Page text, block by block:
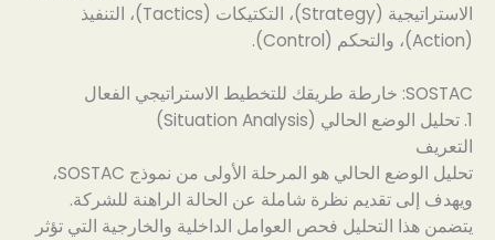
الاستراتيجية (Strategy)، التكتيكات (Tactics)، التنفيذ
(Action)، والتحكم (Control).
SOSTAC: خارطة طريقك للتخطيط الاستراتيجي الفعال
1. تحليل الوضع الحالي (Situation Analysis)
التعريف
تحليل الوضع الحالي هو المرحلة الأولى من نموذج SOSTAC،
ويهدف إلى تقديم نظرة شاملة عن الحالة الراهنة للشركة.
يتضمن هذا التحليل فحص العوامل الداخلية والخارجية التي تؤثر